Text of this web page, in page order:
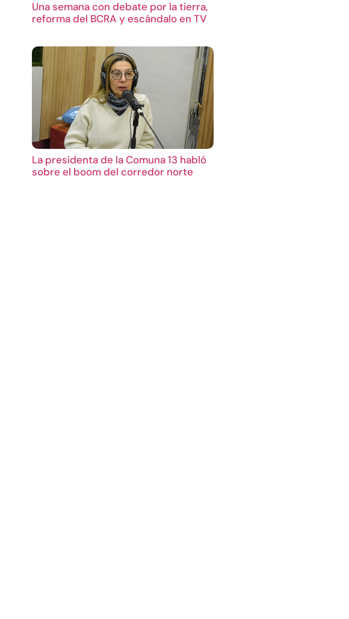
Una semana con debate por la tierra,
reforma del BCRA y escándalo en TV
La presidenta de la Comuna 13 habló
sobre el boom del corredor norte